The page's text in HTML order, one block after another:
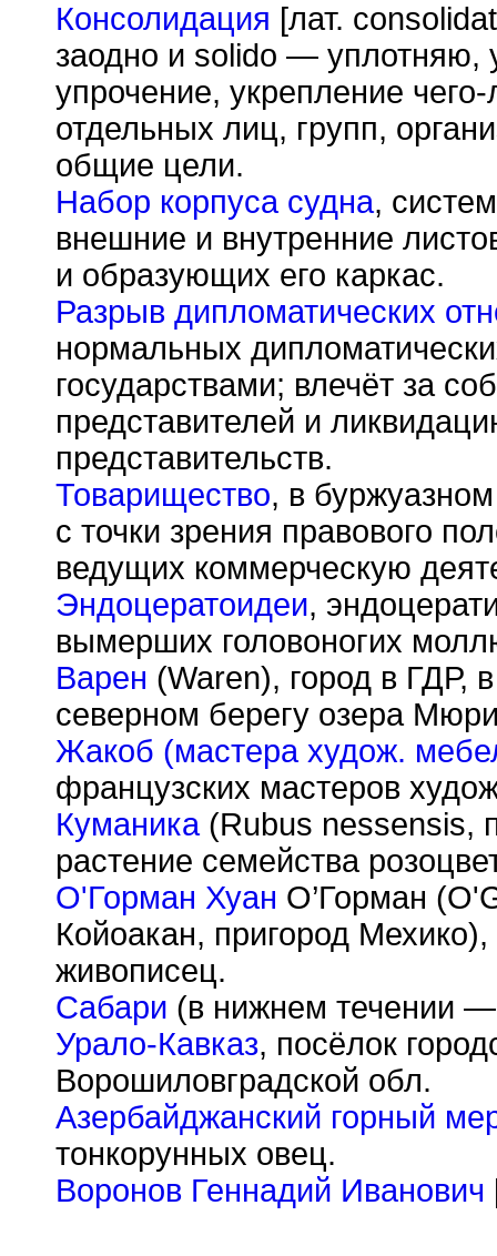
Консолидация [лат.
заодно и solido —
упрочение, укрепление
отдельных лиц, групп,
общие цели.
Набор корпуса судна,
внешние и внутренние
и образующих его каркас.
Разрыв дипломатических
нормальных
государствами; влечёт за
представителей и
представительств.
Товарищество, в
с точки зрения правового
ведущих коммерческую
Эндоцератоидеи,
вымерших головоногих
Варен (Waren), город в ГДР,
северном берегу озера
Жакоб (мастера худож.
французских мастеров
Куманика(Rubus nessensis,
растение семейства
О'Горман Хуан О’Горман
Койоакан, пригород
живописец.
Сабари (в нижнем течении
Урало-Кавказ, посёлок
Ворошиловградской обл.
Азербайджанский горный
тонкорунных овец.
Воронов Геннадий Иванович